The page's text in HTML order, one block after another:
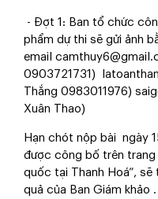
- Đợt 1: Ban tổ chức
phẩm dự thi sẽ gửi ảnh
email
0903721731)
Thắng 0983011976)
Xuân Thao)
Hạn chót nộp bài ngày
được công bố trên trang
quốc tại Thanh Hoá”,
quả của Ban Giám khảo .